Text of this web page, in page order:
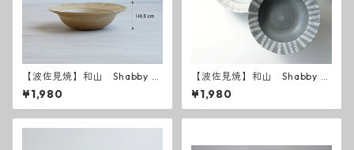
【波佐見焼】和山 Shabby c
hic style ボウル中
¥1,980
【波佐見焼】和山 Shabby c
hic style ボウルM ( ダーク
グレー ／ ライトグレー ）
¥1,980